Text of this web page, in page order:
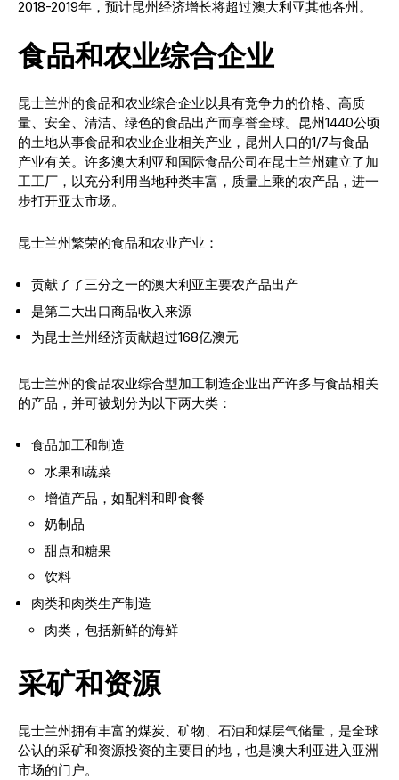
2018-2019年，预计昆州经济增长将超过澳大利亚其他各州。
食品和农业综合企业
昆士兰州的食品和农业综合企业以具有竞争力的价格、高质
量、安全、清洁、绿色的食品出产而享誉全球。昆州1440公顷
的土地从事食品和农业企业相关产业，昆州人口的1/7与食品
产业有关。许多澳大利亚和国际食品公司在昆士兰州建立了加
工工厂，以充分利用当地种类丰富，质量上乘的农产品，进一
步打开亚太市场。
昆士兰州繁荣的食品和农业产业：
贡献了了三分之一的澳大利亚主要农产品出产
是第二大出口商品收入来源
为昆士兰州经济贡献超过168亿澳元
昆士兰州的食品农业综合型加工制造企业出产许多与食品相关
的产品，并可被划分为以下两大类：
食品加工和制造
水果和蔬菜
增值产品，如配料和即食餐
奶制品
甜点和糖果
饮料
肉类和肉类生产制造
肉类，包括新鲜的海鲜
采矿和资源
昆士兰州拥有丰富的煤炭、矿物、石油和煤层气储量，是全球
公认的采矿和资源投资的主要目的地，也是澳大利亚进入亚洲
市场的门户。